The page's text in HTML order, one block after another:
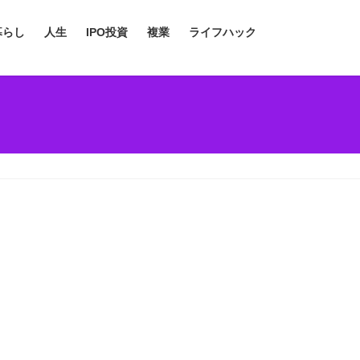
し 人生 IPO投資 複業 ライフハック